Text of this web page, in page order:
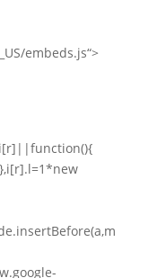
embeds.js“>